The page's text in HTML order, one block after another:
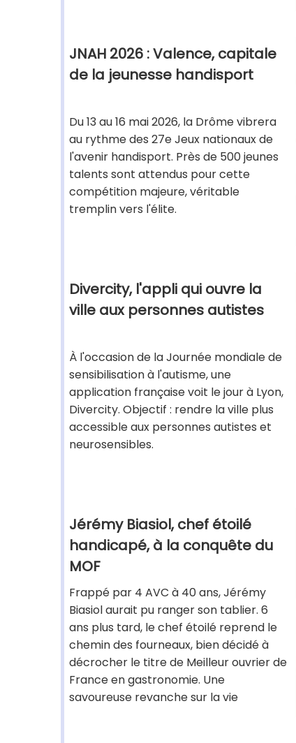
JNAH 2026 : Valence, capitale
de la jeunesse handisport
Du 13 au 16 mai 2026, la Drôme vibrera
au rythme des 27e Jeux nationaux de
l'avenir handisport. Près de 500 jeunes
talents sont attendus pour cette
compétition majeure, véritable
tremplin vers l'élite.
Divercity, l'appli qui ouvre la
ville aux personnes autistes
À l'occasion de la Journée mondiale de
sensibilisation à l'autisme, une
application française voit le jour à Lyon,
Divercity. Objectif : rendre la ville plus
accessible aux personnes autistes et
neurosensibles.
Jérémy Biasiol, chef étoilé
handicapé, à la conquête du
MOF
Frappé par 4 AVC à 40 ans, Jérémy
Biasiol aurait pu ranger son tablier. 6
ans plus tard, le chef étoilé reprend le
chemin des fourneaux, bien décidé à
décrocher le titre de Meilleur ouvrier de
France en gastronomie. Une
savoureuse revanche sur la vie